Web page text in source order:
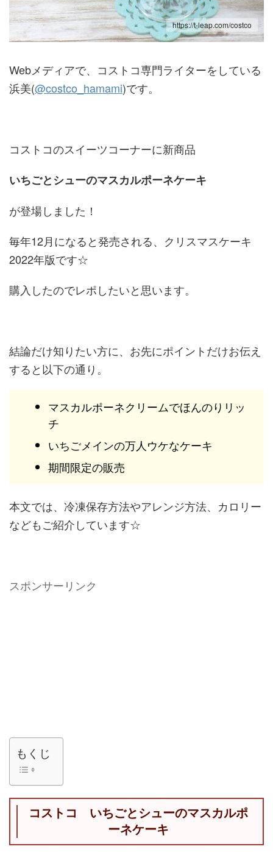
https://t-leap.com/costco
Webメディアで、コストコ専門ライターをしている
浜美(@costco_hamami)です。
コストコのスイーツコーナーに新商品
いちごとシューのマスカルポーネケーキ
が登場しました！
毎年12月になると発売される、クリスマスケーキ
2022年版です☆
購入したのでレポしたいと思います。
結論だけ知りたい方に、お先にポイントだけお伝え
すると以下の通り。
マスカルポーネクリームでほんのりリッ
チ
いちごメインの万人ウケなケーキ
期間限定の販売
本文では、冷凍保存方法やアレンジ方法、カロリー
などもご紹介しています☆
スポンサーリンク
もくじ
コストコ いちごとシューのマスカルポ
ーネケーキ